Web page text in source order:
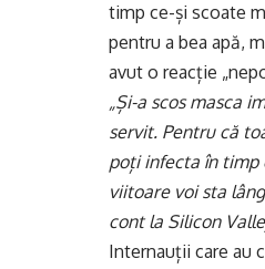
timp ce-și scoate
pentru a bea apă,
avut o reacție
„Și-a scos masca
servit. Pentru că
poți infecta în timp
viitoare voi sta
cont la Silicon
Internauții care au